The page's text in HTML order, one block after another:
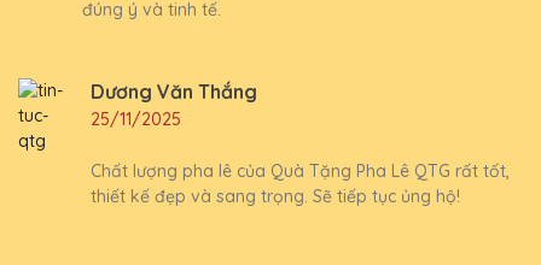
đúng ý và tinh tế.
Dương Văn Thắng
25/11/2025
Chất lượng pha lê của Quà Tặng Pha Lê QTG rất tốt,
thiết kế đẹp và sang trọng. Sẽ tiếp tục ủng hộ!